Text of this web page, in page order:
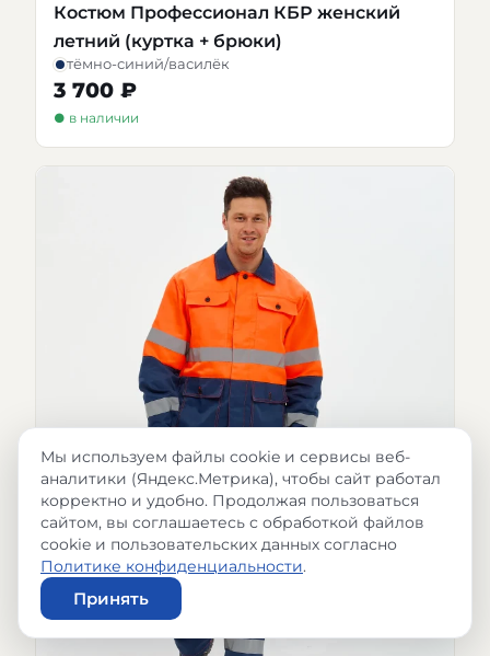
Костюм Профессионал КБР женский
летний (куртка + брюки)
тёмно-синий/василёк
3 700 ₽
● в наличии
Мы используем файлы cookie и сервисы веб-
аналитики (Яндекс.Метрика), чтобы сайт работал
корректно и удобно. Продолжая пользоваться
сайтом, вы соглашаетесь с обработкой файлов
cookie и пользовательских данных согласно
Политике конфиденциальности.
Принять